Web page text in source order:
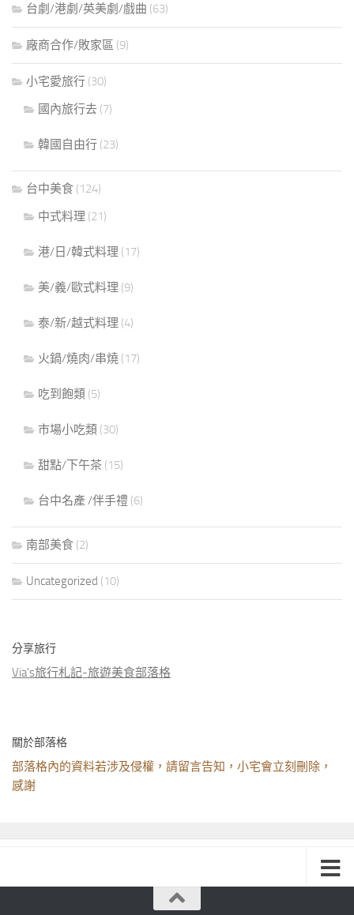
台劇/港劇/英美劇/戲曲 (63)
廠商合作/敗家區 (9)
小宅愛旅行 (30)
國內旅行去 (7)
韓國自由行 (23)
台中美食 (124)
中式料理 (21)
港/日/韓式料理 (17)
美/義/歐式料理 (9)
泰/新/越式料理 (4)
火鍋/燒肉/串燒 (17)
吃到飽類 (5)
市場小吃類 (30)
甜點/下午茶 (15)
台中名產 /伴手禮 (6)
南部美食 (2)
Uncategorized (10)
分享旅行
Via's旅行札記-旅遊美食部落格
關於部落格
部落格內的資料若涉及侵權，請留言告知，小宅會立刻刪除，
感謝